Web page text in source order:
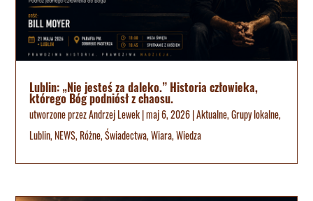
Lublin: „Nie jesteś za daleko.” Historia człowieka,
którego Bóg podniósł z chaosu.
utworzone przezAndrzej Lewek|maj 6, 2026|Aktualne,Grupy lokalne,
Lublin,NEWS,Różne,Świadectwa,Wiara,Wiedza